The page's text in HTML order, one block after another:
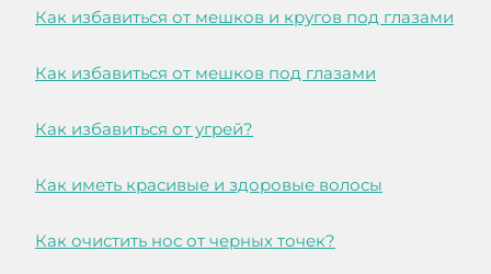
Как избавиться от мешков и кругов под глазами
Как избавиться от мешков под глазами
Как избавиться от угрей?
Как иметь красивые и здоровые волосы
Как очистить нос от черных точек?